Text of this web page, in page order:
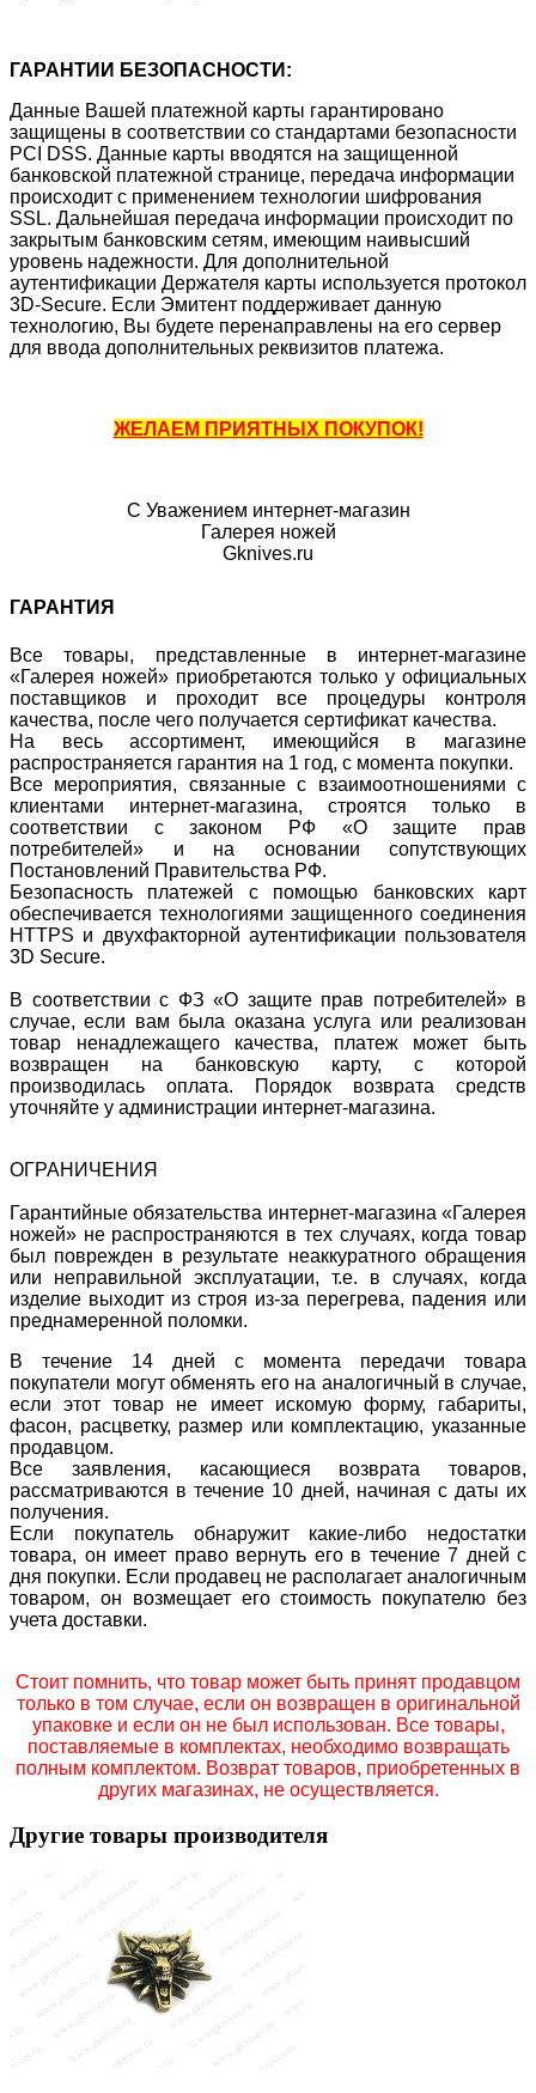
ГАРАНТИИ БЕЗОПАСНОСТИ:
Данные Вашей платежной карты гарантировано
защищены в соответствии со стандартами безопасности
PCI DSS. Данные карты вводятся на защищенной
банковской платежной странице, передача информации
происходит с применением технологии шифрования
SSL. Дальнейшая передача информации происходит по
закрытым банковским сетям, имеющим наивысший
уровень надежности. Для дополнительной
аутентификации Держателя карты используется протокол
3D-Secure. Если Эмитент поддерживает данную
технологию, Вы будете перенаправлены на его сервер
для ввода дополнительных реквизитов платежа.
ЖЕЛАЕМ ПРИЯТНЫХ ПОКУПОК!
С Уважением интернет-магазин
Галерея ножей
Gknives.ru
ГАРАНТИЯ
Все товары, представленные в интернет-магазине
«Галерея ножей» приобретаются только у официальных
поставщиков и проходит все процедуры контроля
качества, после чего получается сертификат качества.
На весь ассортимент, имеющийся в магазине
распространяется гарантия на 1 год, с момента покупки.
Все мероприятия, связанные с взаимоотношениями с
клиентами интернет-магазина, строятся только в
соответствии с законом РФ «О защите прав
потребителей» и на основании сопутствующих
Постановлений Правительства РФ.
Безопасность платежей с помощью банковских карт
обеспечивается технологиями защищенного соединения
HTTPS и двухфакторной аутентификации пользователя
3D Secure.
В соответствии с ФЗ «О защите прав потребителей» в
случае, если вам была оказана услуга или реализован
товар ненадлежащего качества, платеж может быть
возвращен на банковскую карту, с которой
производилась оплата. Порядок возврата средств
уточняйте у администрации интернет-магазина.
ОГРАНИЧЕНИЯ
Гарантийные обязательства интернет-магазина «Галерея
ножей» не распространяются в тех случаях, когда товар
был поврежден в результате неаккуратного обращения
или неправильной эксплуатации, т.е. в случаях, когда
изделие выходит из строя из-за перегрева, падения или
преднамеренной поломки.
В течение 14 дней с момента передачи товара
покупатели могут обменять его на аналогичный в случае,
если этот товар не имеет искомую форму, габариты,
фасон, расцветку, размер или комплектацию, указанные
продавцом.
Все заявления, касающиеся возврата товаров,
рассматриваются в течение 10 дней, начиная с даты их
получения.
Если покупатель обнаружит какие-либо недостатки
товара, он имеет право вернуть его в течение 7 дней с
дня покупки. Если продавец не располагает аналогичным
товаром, он возмещает его стоимость покупателю без
учета доставки.
Стоит помнить, что товар может быть принят продавцом
только в том случае, если он возвращен в оригинальной
упаковке и если он не был использован. Все товары,
поставляемые в комплектах, необходимо возвращать
полным комплектом. Возврат товаров, приобретенных в
других магазинах, не осуществляется.
Другие товары производителя